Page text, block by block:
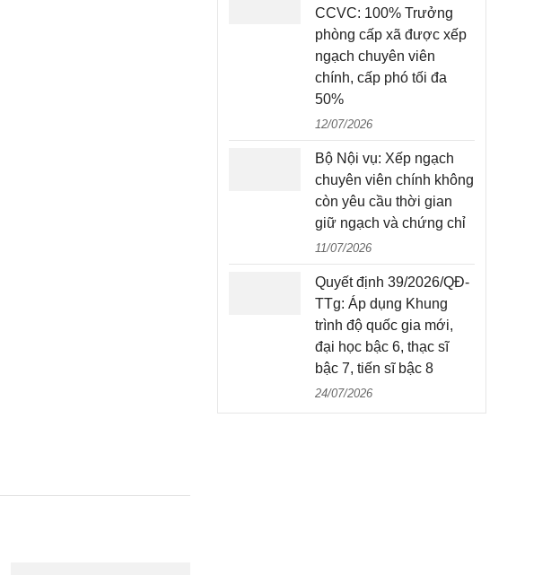
CCVC: 100% Trưởng
phòng cấp xã được xếp
ngạch chuyên viên
chính, cấp phó tối đa
50%
12/07/2026
Bộ Nội vụ: Xếp ngạch
chuyên viên chính không
còn yêu cầu thời gian
giữ ngạch và chứng chỉ
11/07/2026
Quyết định 39/2026/QĐ-
TTg: Áp dụng Khung
trình độ quốc gia mới,
đại học bậc 6, thạc sĩ
bậc 7, tiến sĩ bậc 8
24/07/2026